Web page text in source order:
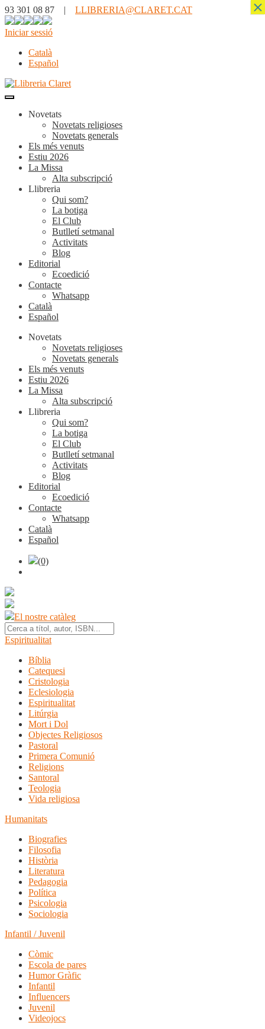
93 301 08 87 | LLIBRERIA@CLARET.CAT
Iniciar sessió
Català
Español
Novetats
Novetats religioses
Novetats generals
Els més venuts
Estiu 2026
La Missa
Alta subscripció
Llibreria
Qui som?
La botiga
El Club
Butlletí setmanal
Activitats
Blog
Editorial
Ecoedició
Contacte
Whatsapp
Català
Español
Novetats
Novetats religioses
Novetats generals
Els més venuts
Estiu 2026
La Missa
Alta subscripció
Llibreria
Qui som?
La botiga
El Club
Butlletí setmanal
Activitats
Blog
Editorial
Ecoedició
Contacte
Whatsapp
Català
Español
(0)
El nostre catàleg
Espiritualitat
Bíblia
Catequesi
Cristologia
Eclesiologia
Espiritualitat
Litúrgia
Mort i Dol
Objectes Religiosos
Pastoral
Primera Comunió
Religions
Santoral
Teologia
Vida religiosa
Humanitats
Biografies
Filosofia
Història
Literatura
Pedagogia
Política
Psicologia
Sociologia
Infantil / Juvenil
Còmic
Escola de pares
Humor Gràfic
Infantil
Influencers
Juvenil
Videojocs
×